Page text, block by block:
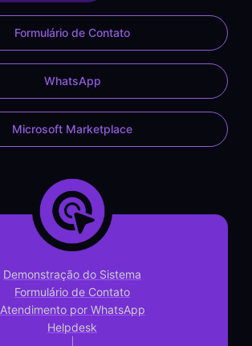
Formulário de Contato
WhatsApp
Microsoft Marketplace
Demonstração do Sistema
Formulário de Contato
Atendimento por WhatsApp
Helpdesk